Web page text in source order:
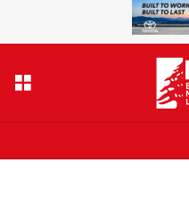
من هو أنتوني فاوتشي؟